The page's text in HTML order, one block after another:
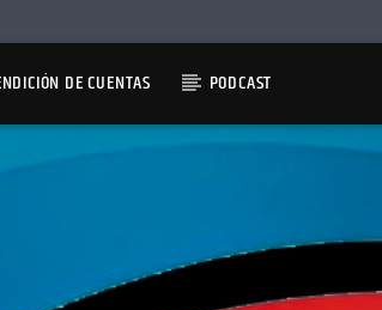
DE CUENTAS PODCAST